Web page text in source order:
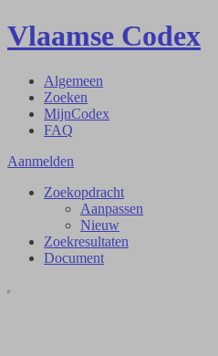
Vlaamse Codex
Algemeen
Zoeken
MijnCodex
FAQ
Aanmelden
Zoekopdracht
Aanpassen
Nieuw
Zoekresultaten
Document